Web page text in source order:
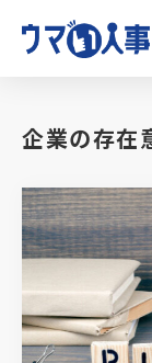
企業の存在